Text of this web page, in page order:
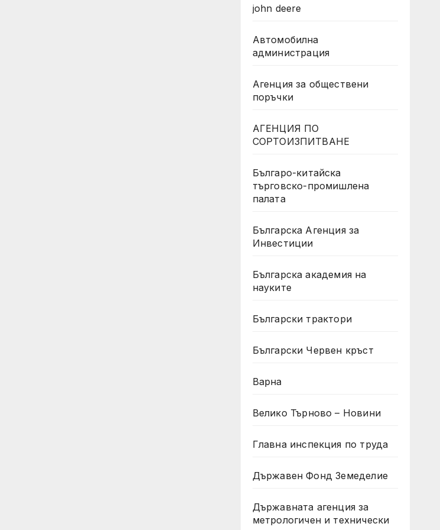
john deere
Автомобилна
администрация
Агенция за обществени
поръчки
АГЕНЦИЯ ПО
СОРТОИЗПИТВАНЕ
Българо-китайска
търговско-промишлена
палата
Българска Агенция за
Инвестиции
Българска академия на
науките
Български трактори
Български Червен кръст
Варна
Велико Търново – Новини
Главна инспекция по труда
Държавен Фонд Земеделие
Държавната агенция за
метрологичен и технически